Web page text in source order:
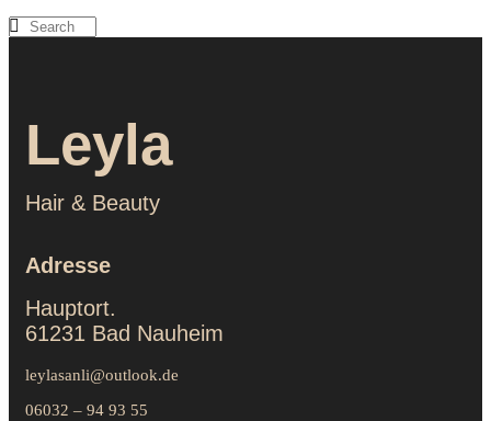
Leyla
Hair & Beauty
Adresse
Hauptort.
61231 Bad Nauheim
leylasanli@outlook.de
06032 – 94 93 55